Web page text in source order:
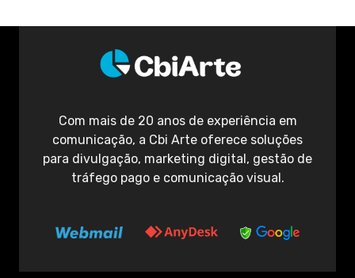
Com mais de 20 anos de experiência em
comunicação, a Cbi Arte oferece soluções
para divulgação, marketing digital, gestão de
tráfego pago e comunicação visual.